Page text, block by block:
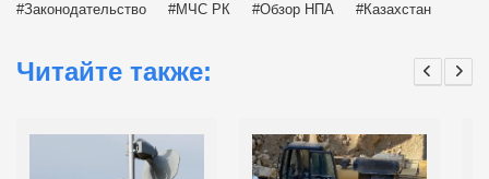
Законодательство МЧС РК Обзор НПА Казахстан
Читайте также: